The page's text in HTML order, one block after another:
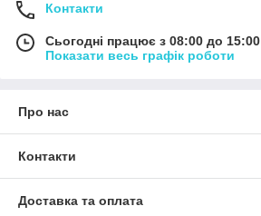
Контакти
Сьогодні працює з 08:00 до 15:00
Показати весь графік роботи
Про нас
Контакти
Доставка та оплата